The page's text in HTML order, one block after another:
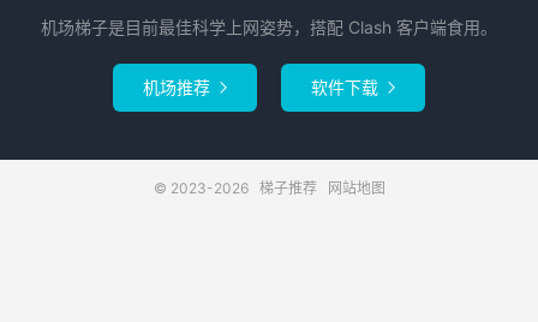
机场梯子是目前最佳科学上网姿势，搭配 Clash 客户端食用。
机场推荐  软件下载 
© 2023-2026 梯子推荐 网站地图